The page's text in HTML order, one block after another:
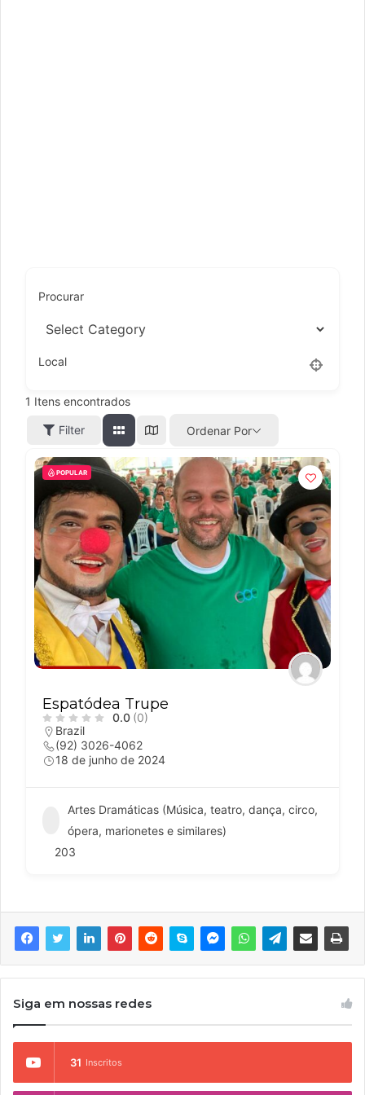
Procurar
Local
1 Itens encontrados
Filter Ordenar Por
POPULAR
Espatódea Trupe
0.0 (0)
Brazil
(92) 3026-4062
18 de junho de 2024
Artes Dramáticas (Música, teatro, dança, circo,
ópera, marionetes e similares)
203
Siga em nossas redes
31 Inscritos